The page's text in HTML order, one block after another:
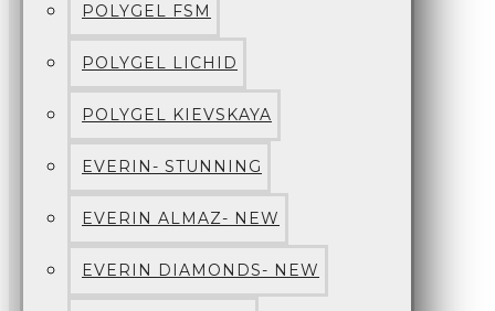
POLYGEL FSM
POLYGEL LICHID
POLYGEL KIEVSKAYA
EVERIN- STUNNING
EVERIN ALMAZ- NEW
EVERIN DIAMONDS- NEW